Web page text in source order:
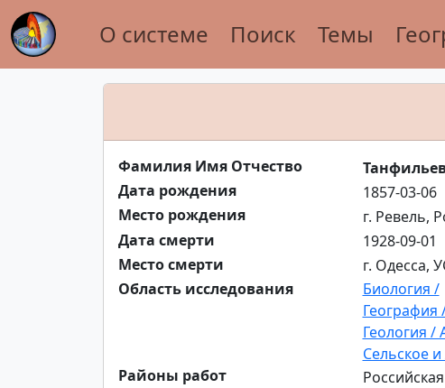
О системе Поиск Темы
Фамилия Имя Отчество
Дата рождения
1857-03-06
Место рождения
г. Ревель,
Дата смерти
1928-09-01
Место смерти
г. Одесса,
Область исследования
Биология /
География
Геология /
Сельское
Районы работ